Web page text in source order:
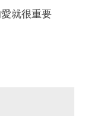
就很重要